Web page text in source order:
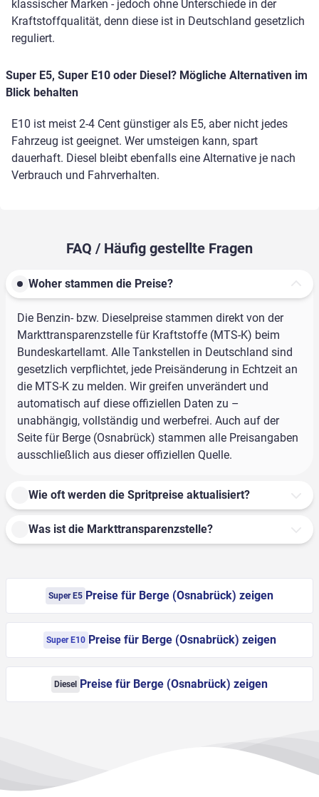
klassischer Marken - jedoch ohne Unterschiede in der
Kraftstoffqualität, denn diese ist in Deutschland gesetzlich
reguliert.
Super E5, Super E10 oder Diesel? Mögliche Alternativen im
Blick behalten
E10 ist meist 2-4 Cent günstiger als E5, aber nicht jedes
Fahrzeug ist geeignet. Wer umsteigen kann, spart
dauerhaft. Diesel bleibt ebenfalls eine Alternative je nach
Verbrauch und Fahrverhalten.
FAQ / Häufig gestellte Fragen
Woher stammen die Preise?
Die Benzin- bzw. Dieselpreise stammen direkt von der
Markttransparenzstelle für Kraftstoffe (MTS-K) beim
Bundeskartellamt. Alle Tankstellen in Deutschland sind
gesetzlich verpflichtet, jede Preisänderung in Echtzeit an
die MTS-K zu melden. Wir greifen unverändert und
automatisch auf diese offiziellen Daten zu –
unabhängig, vollständig und werbefrei. Auch auf der
Seite für Berge (Osnabrück) stammen alle Preisangaben
ausschließlich aus dieser offiziellen Quelle.
Wie oft werden die Spritpreise aktualisiert?
Was ist die Markttransparenzstelle?
Super E5 Preise für Berge (Osnabrück) zeigen
Super E10 Preise für Berge (Osnabrück) zeigen
Diesel Preise für Berge (Osnabrück) zeigen